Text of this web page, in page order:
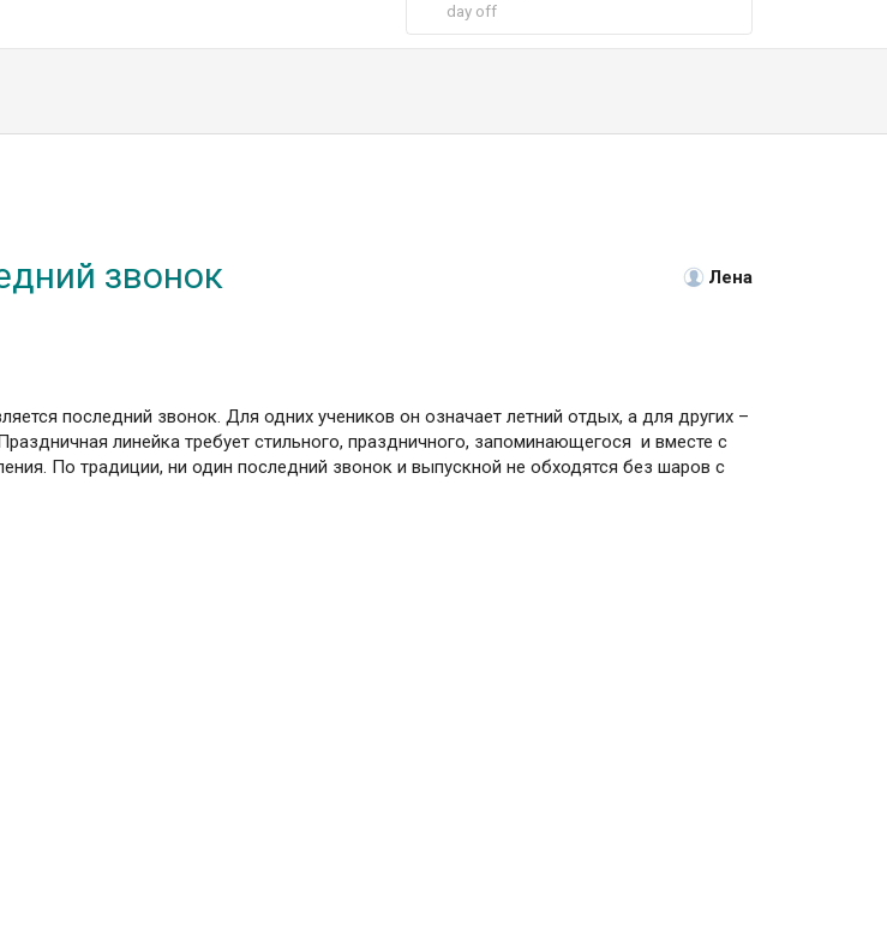
day off
звонок Лена
последний звонок. Для одних учеников он означает летний отдых, а для других –
линейка требует стильного, праздничного, запоминающегося и вместе с
По традиции, ни один последний звонок и выпускной не обходятся без шаров с